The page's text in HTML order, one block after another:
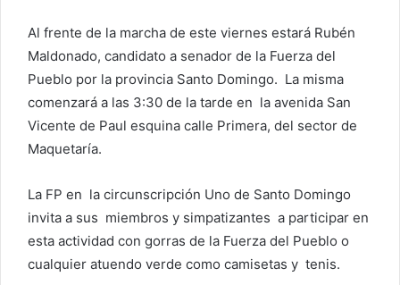
c
o
Al frente de la marcha de este viernes estará Rubén
Maldonado, candidato a senador de la Fuerza del
Pueblo por la provincia Santo Domingo. La misma
comenzará a las 3:30 de la tarde en la avenida San
Vicente de Paul esquina calle Primera, del sector de
Maquetaría.
La FP en la circunscripción Uno de Santo Domingo
invita a sus miembros y simpatizantes a participar en
esta actividad con gorras de la Fuerza del Pueblo o
cualquier atuendo verde como camisetas y tenis.